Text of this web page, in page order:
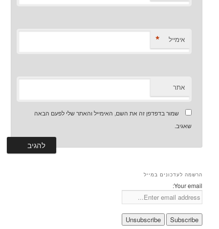
אימייל *
אתר
שמור בדפדפן זה את השם, האימייל והאתר שלי לפעם הבאה
שאגיב.
הרשמה לעדכונים במייל
Your email: